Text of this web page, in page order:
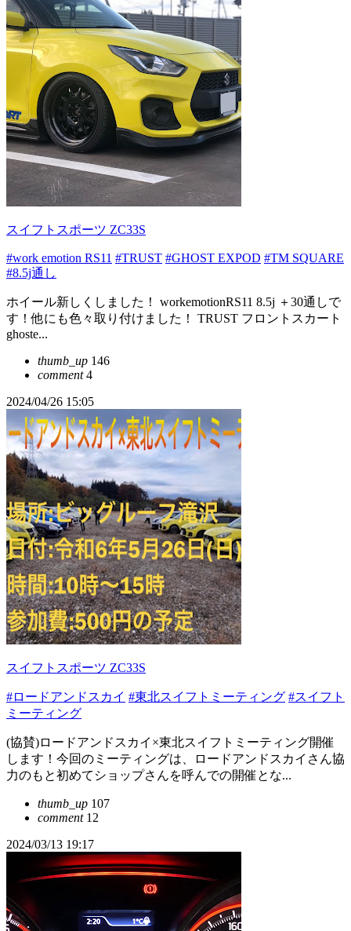
スイフトスポーツ ZC33S
#work emotion RS11 #TRUST #GHOST EXPOD #TM SQUARE
#8.5j通し
ホイール新しくしました！ workemotionRS11 8.5j ＋30通しで
す！他にも色々取り付けました！ TRUST フロントスカート
ghoste...
thumb_up 146
comment4
2024/04/26 15:05
スイフトスポーツ ZC33S
#ロードアンドスカイ #東北スイフトミーティング #スイフト
ミーティング
(協賛)ロードアンドスカイ×東北スイフトミーティング開催
します！今回のミーティングは、ロードアンドスカイさん協
力のもと初めてショップさんを呼んでの開催とな...
thumb_up 107
comment12
2024/03/13 19:17